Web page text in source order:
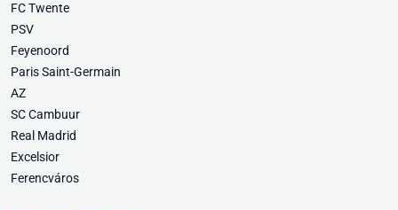
FC Twente
PSV
Feyenoord
Paris Saint-Germain
AZ
SC Cambuur
Real Madrid
Excelsior
Ferencváros